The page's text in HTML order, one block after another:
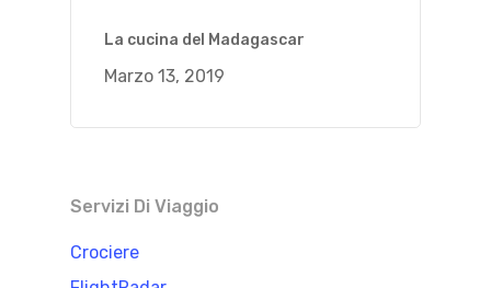
La cucina del Madagascar
Marzo 13, 2019
Servizi Di Viaggio
Crociere